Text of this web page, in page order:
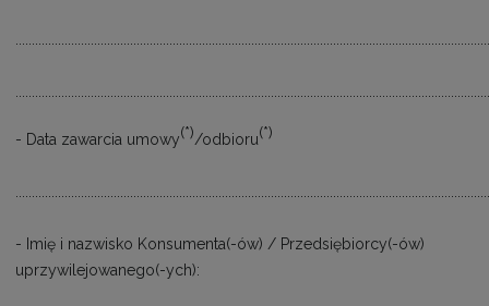
- Data zawarcia umowy(*)/odbioru(*)
- Imię i nazwisko Konsumenta(-ów) / Przedsiębiorcy(-ów)
uprzywilejowanego(-ych):